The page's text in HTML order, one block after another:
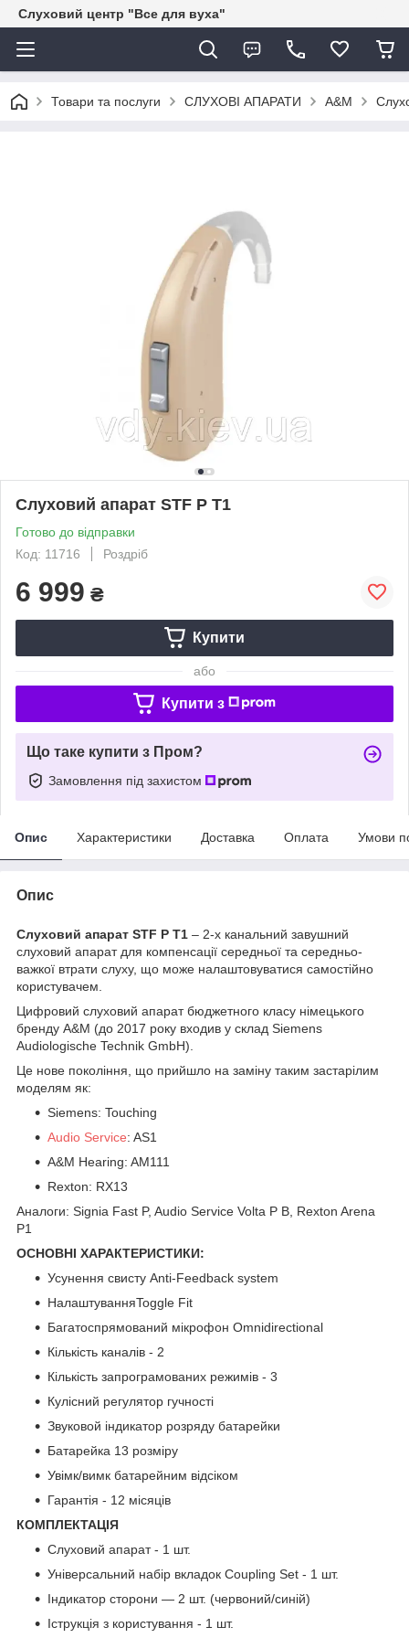
Слуховий центр "Все для вуха"
Товари та послуги СЛУХОВІ АПАРАТИ A&M
Слуховий апарат STF P T1
Готово до відправки
Код: 11716
Роздріб
6 999 ₴
Купити
або
Купити з
Що таке купити з Пром?
Замовлення під захистом
Опис Характеристики Доставка Оплата Умови
Опис
Слуховий апарат STF P T1 – 2-х канальний завушний
слуховий апарат для компенсації середньої та середньо-
важкої втрати слуху, що може налаштовуватися самостійно
користувачем.
Цифровий слуховий апарат бюджетного класу німецького
бренду A&M (до 2017 року входив у склад Siemens
Audiologische Technik GmbH).
Це нове покоління, що прийшло на заміну таким застарілим
моделям як:
Siemens: Touching
Audio Service: AS1
A&M Hearing: AM111
Rexton: RX13
Аналоги: Signia Fast P, Audio Service Volta P B, Rexton Arena
P1
ОСНОВНІ ХАРАКТЕРИСТИКИ:
Усунення свисту Anti-Feedback system
НалаштуванняToggle Fit
Багатоспрямований мікрофон Omnidirectional
Кількість каналів - 2
Кількість запрограмованих режимів - 3
Кулісний регулятор гучності
Звуковой індикатор розряду батарейки
Батарейка 13 розміру
Увімк/вимк батарейним відсіком
Гарантія - 12 місяців
КОМПЛЕКТАЦІЯ
Слуховий апарат - 1 шт.
Універсальний набір вкладок Coupling Set - 1 шт.
Індикатор сторони — 2 шт. (червоний/синій)
Іструкція з користування - 1 шт.